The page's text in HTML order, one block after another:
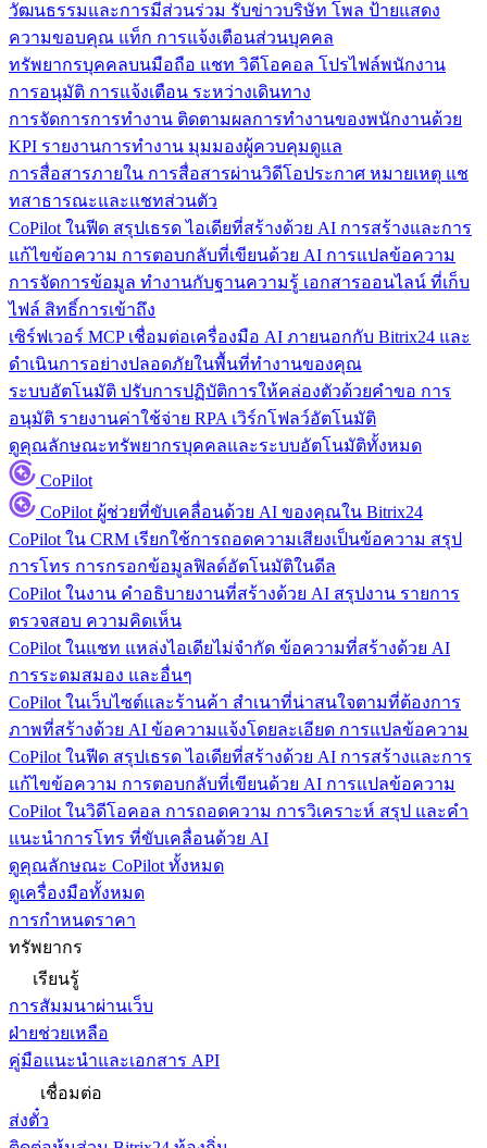
วัฒนธรรมและการมีส่วนร่วม รับข่าวบริษัท โพล ป้ายแสดง
ความขอบคุณ แท็ก การแจ้งเตือนส่วนบุคคล
ทรัพยากรบุคคลบนมือถือ แชท วิดีโอคอล โปรไฟล์พนักงาน
การอนุมัติ การแจ้งเตือน ระหว่างเดินทาง
การจัดการการทำงาน ติดตามผลการทำงานของพนักงานด้วย
KPI รายงานการทำงาน มุมมองผู้ควบคุมดูแล
การสื่อสารภายใน การสื่อสารผ่านวิดีโอประกาศ หมายเหตุ แช
ทสาธารณะและแชทส่วนตัว
CoPilot ในฟีด สรุปเธรด ไอเดียที่สร้างด้วย AI การสร้างและการ
แก้ไขข้อความ การตอบกลับที่เขียนด้วย AI การแปลข้อความ
การจัดการข้อมูล ทำงานกับฐานความรู้ เอกสารออนไลน์ ที่เก็บ
ไฟล์ สิทธิ์การเข้าถึง
เซิร์ฟเวอร์ MCP เชื่อมต่อเครื่องมือ AI ภายนอกกับ Bitrix24 และ
ดำเนินการอย่างปลอดภัยในพื้นที่ทำงานของคุณ
ระบบอัตโนมัติ ปรับการปฏิบัติการให้คล่องตัวด้วยคำขอ การ
อนุมัติ รายงานค่าใช้จ่าย RPA เวิร์กโฟลว์อัตโนมัติ
ดูคุณลักษณะทรัพยากรบุคคลและระบบอัตโนมัติทั้งหมด
CoPilot
CoPilot ผู้ช่วยที่ขับเคลื่อนด้วย AI ของคุณใน Bitrix24
CoPilot ใน CRM เรียกใช้การถอดความเสียงเป็นข้อความ สรุป
การโทร การกรอกข้อมูลฟิลด์อัตโนมัติในดีล
CoPilot ในงาน คำอธิบายงานที่สร้างด้วย AI สรุปงาน รายการ
ตรวจสอบ ความคิดเห็น
CoPilot ในแชท แหล่งไอเดียไม่จำกัด ข้อความที่สร้างด้วย AI
การระดมสมอง และอื่นๆ
CoPilot ในเว็บไซต์และร้านค้า สำเนาที่น่าสนใจตามที่ต้องการ
ภาพที่สร้างด้วย AI ข้อความแจ้งโดยละเอียด การแปลข้อความ
CoPilot ในฟีด สรุปเธรด ไอเดียที่สร้างด้วย AI การสร้างและการ
แก้ไขข้อความ การตอบกลับที่เขียนด้วย AI การแปลข้อความ
CoPilot ในวิดีโอคอล การถอดความ การวิเคราะห์ สรุป และคำ
แนะนำการโทร ที่ขับเคลื่อนด้วย AI
ดูคุณลักษณะ CoPilot ทั้งหมด
ดูเครื่องมือทั้งหมด
การกำหนดราคา
ทรัพยากร
เรียนรู้
การสัมมนาผ่านเว็บ
ฝ่ายช่วยเหลือ
คู่มือแนะนำและเอกสาร API
เชื่อมต่อ
ส่งตั๋ว